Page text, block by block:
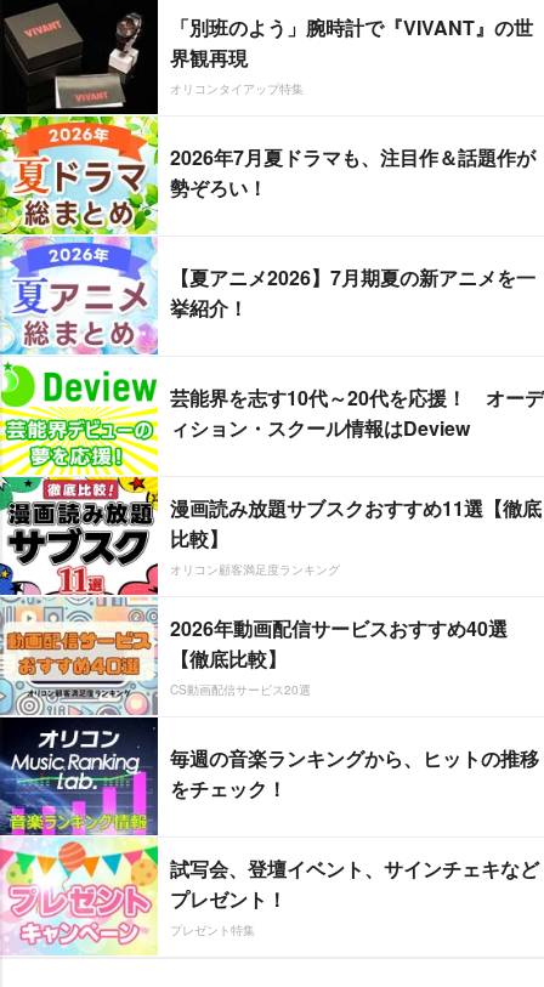
「別班のよう」腕時計で『VIVANT』の世
界観再現
オリコンタイアップ特集
2026年7月夏ドラマも、注目作＆話題作が
勢ぞろい！
【夏アニメ2026】7月期夏の新アニメを一
挙紹介！
芸能界を志す10代～20代を応援！ オーデ
ィション・スクール情報はDeview
漫画読み放題サブスクおすすめ11選【徹底
比較】
オリコン顧客満足度ランキング
2026年動画配信サービスおすすめ40選
【徹底比較】
CS動画配信サービス20選
毎週の音楽ランキングから、ヒットの推移
をチェック！
試写会、登壇イベント、サインチェキなど
プレゼント！
プレゼント特集